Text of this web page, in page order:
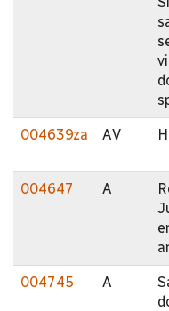
004639za AV
004647 A
004745 A